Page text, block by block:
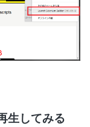
生してみる